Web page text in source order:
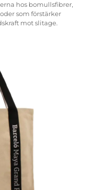
hos bomullsfibrer,
som förstärker
mot slitage.